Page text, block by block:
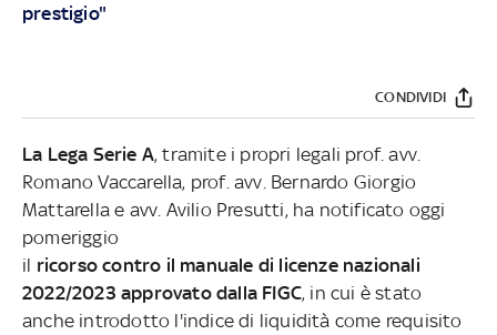
prestigio"
CONDIVIDI
La Lega Serie A, tramite i propri legali prof. avv.
Romano Vaccarella, prof. avv. Bernardo Giorgio
Mattarella e avv. Avilio Presutti, ha notificato oggi
pomeriggio
il ricorso contro il manuale di licenze nazionali
2022/2023 approvato dalla FIGC, in cui è stato
anche introdotto l'indice di liquidità come requisito